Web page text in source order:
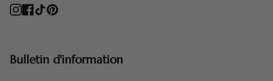
Instagram
Facebook
TikTokPinterest
Bulletin d'information